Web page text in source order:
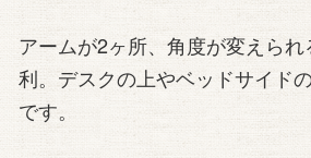
アームが2ヶ所、角度が変えら
利。デスクの上やベッドサイド
です。